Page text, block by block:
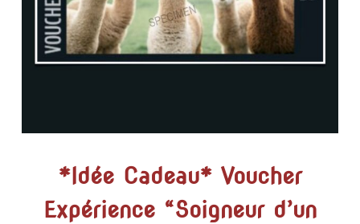
*Idée Cadeau* Voucher
Expérience “Soigneur d’un